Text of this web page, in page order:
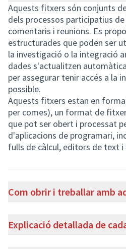
Aquests fitxers són conjunts
dels processos participatius
comentaris i reunions. Es
estructurades que poden ser
la investigació o la integració
dades s'actualitzen
per assegurar tenir accés a la
possible.
Aquests fitxers estan en
per comes), un format de
que pot ser obert i processat
d'aplicacions de programari,
fulls de càlcul, editors de text i
Com obrir i treballar amb
Explicació detallada de